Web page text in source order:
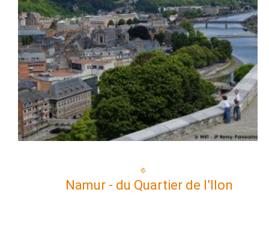
Namur - du Quartier de l’Ilon